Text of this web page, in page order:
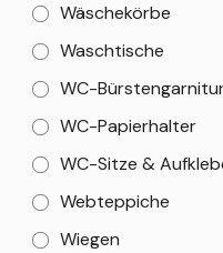
Wäschekörbe
Waschtische
WC-
WC-Papierhalter
WC-Sitze &
Webteppiche
Wiegen